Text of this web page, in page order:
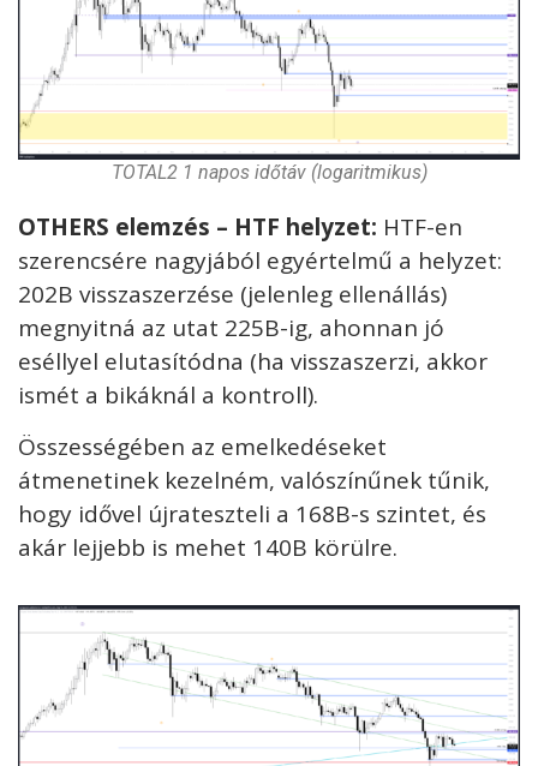
TOTAL2 1 napos időtáv (logaritmikus)
OTHERS elemzés – HTF helyzet: HTF-en
szerencsére nagyjából egyértelmű a helyzet:
202B visszaszerzése (jelenleg ellenállás)
megnyitná az utat 225B-ig, ahonnan jó
eséllyel elutasítódna (ha visszaszerzi, akkor
ismét a bikáknál a kontroll).
Összességében az emelkedéseket
átmenetinek kezelném, valószínűnek tűnik,
hogy idővel újrateszteli a 168B-s szintet, és
akár lejjebb is mehet 140B körülre.